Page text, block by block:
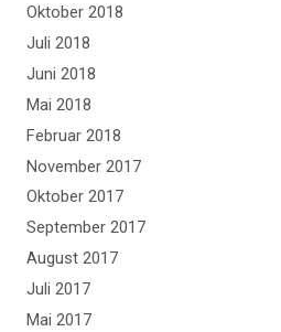
Oktober 2018
Juli 2018
Juni 2018
Mai 2018
Februar 2018
November 2017
Oktober 2017
September 2017
August 2017
Juli 2017
Mai 2017